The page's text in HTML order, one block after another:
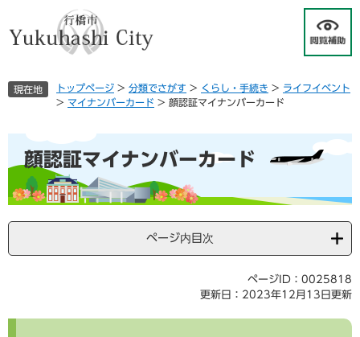
現在地 トップページ > 分類でさがす > くらし・手続き > ライフイベント
> マイナンバーカード > 顔認証マイナンバーカード
顔認証マイナンバーカード
ページ内目次
ページID：0025818
更新日：2023年12月13日更新